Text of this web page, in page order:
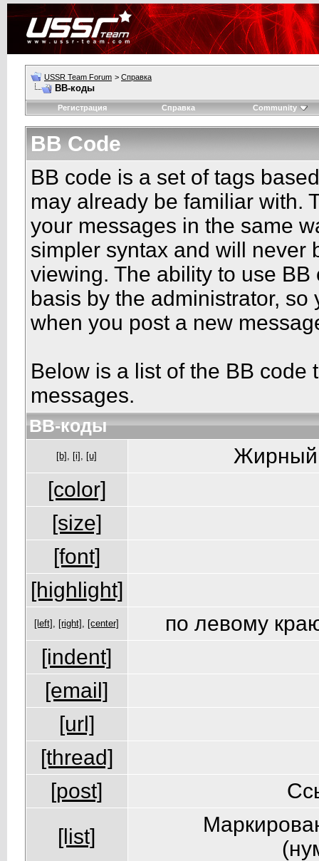
USSR Team Forum > Справка
BB-коды
Регистрация Справка Community
BB Code
BB code is a set of tags
may already be familiar with.
your messages in the same
simpler syntax and will never
viewing. The ability to use
basis by the administrator,
when you post a new
Below is a list of the BB code
messages.
BB-коды
[b] , [i] , [u]
Жирный
[color]
[size]
[font]
[highlight]
[left] , [right] , [center]
по левому
[indent]
[email]
[url]
[thread]
[post]
[list]